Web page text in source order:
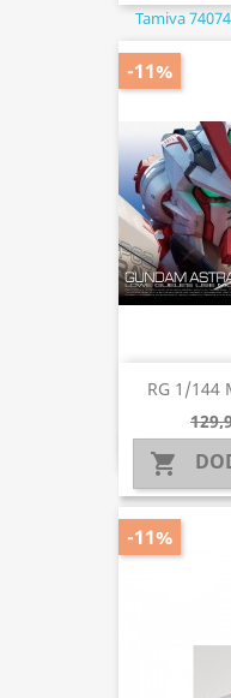
Tamiya
RG 1/144

-11%
-11%